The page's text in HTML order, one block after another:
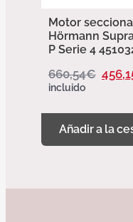
Motor
Hörmann
P Serie 4
660,54€
incluido
Añadir a la